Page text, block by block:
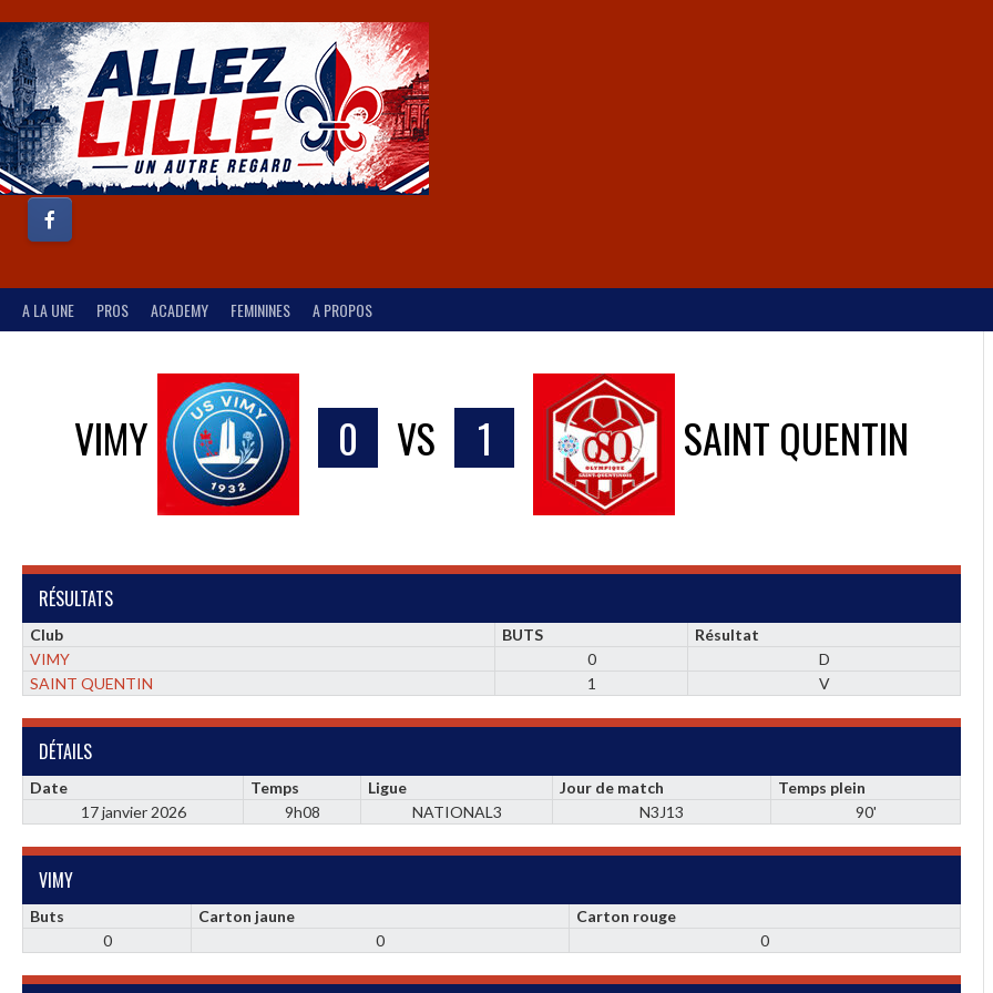
A LA UNE PROS ACADEMY FEMININES A PROPOS
VIMY 0 VS 1 SAINT QUENTIN
RÉSULTATS
Club BUTS
Résultat
VIMY
0
D
SAINT QUENTIN
1 V
DÉTAILS
Date Temps Ligue Jour de match
Temps plein
17 janvier 2026
9h08 NATIONAL3 N3J13 90'
VIMY
Buts Carton jaune
Carton rouge
0
0 0